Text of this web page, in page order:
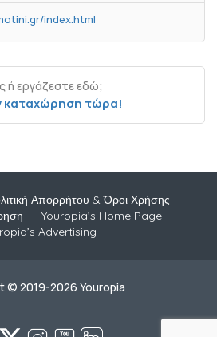
index.html
ή εργάζεστε εδώ;
καταχώρηση τώρα!
Απορρήτου & Όροι Χρήσης
Youropia’s Home Page
Advertising
© 2019-2026 Youropia